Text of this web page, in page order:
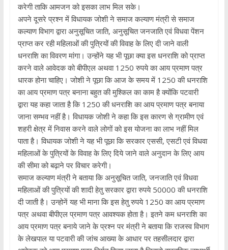
करेगी ताकि आमजन को इसका लाभ मिल सके।
अपने दूसरे प्रश्न में विधायक जोशी ने समाज कल्याण मंत्री से समाज
कल्याण विभाग द्वारा अनुसूचित जाति, अनुसूचित जनजाति एवं विधवा पेंशन
प्राप्त कर रही महिलाओं की पुत्रियों की विवाह के लिए दी जाने वाली
धनराशि का विवरण मांगा। उन्होंने यह भी पूछा क्या इस धनराशि को प्राप्त
करने वाले आवेदक को बीपीएल अथवा 1250 रुपये का आय प्रमाण पत्र
धारक होना चाहिए। जोशी ने पूछा कि आज के समय में 1250 की धनराशि
का आय प्रमाण पत्र बनाना बहुत की मुश्किल का काम है क्योंकि पटवारी
द्वारा यह कहा जाता है कि 1250 की धनराशि का आय प्रमाण पत्र बनाया
जाना सम्भव नहीं है। विधायक जोशी ने कहा कि इस कारण से ग्रामीण एवं
शहरी क्षेत्र में निवास करने वाले लोगों को इस योजना का लाभ नहीं मिल
पाता है। विधायक जोशी ने यह भी पूछा कि सरकार एससी, एसटी एवं विधवा
महिलाओं के पुत्रियों के विवाह के लिए दिये जाने वाले अनुदान के लिए आय
की सीमा को बढ़ाने पर विचार करेगी।
समाज कल्याण मंत्री ने बताया कि अनुसूचित जाति, जनजाति एवं विधवा
महिलाओं की पुत्रियों की शादी हेतु सरकार द्वारा रुपये 50000 की धनराशि
दी जाती है। उन्होनें यह भी माना कि इस हेतु रुपये 1250 का आय प्रमाण
पत्र अथवा बीपीएल प्रमाण पत्र आवश्यक होता है। इतने कम धनराशि का
आय प्रमाण पत्र बनाये जाने के प्रश्न पर मंत्री ने बताया कि राजस्व विभाग
के लेखपाल या पटवारी की जांच आख्या के आधार पर तहसीलदार द्वारा